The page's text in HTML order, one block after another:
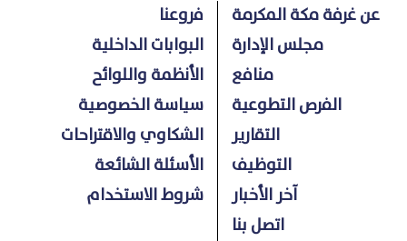
عن غرفة مكة المكرمة
مجلس الإدارة
منافع
الفرص التطوعية
التقارير
التوظيف
آخر الأخبار
اتصل بنا
فروعنا
البوابات الداخلية
الأنظمة واللوائح
سياسة الخصوصية
الشكاوي والاقتراحات
الأسئلة الشائعة
شروط الاستخدام